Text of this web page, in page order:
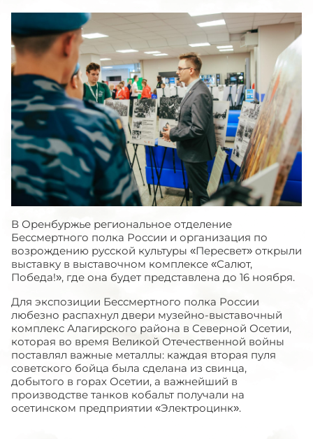
В Оренбуржье региональное отделение
Бессмертного полка России и организация по
возрождению русской культуры «Пересвет» открыли
выставку в выставочном комплексе «Салют,
Победа!», где она будет представлена до 16 ноября.
Для экспозиции Бессмертного полка России
любезно распахнул двери музейно-выставочный
комплекс Алагирского района в Северной Осетии,
которая во время Великой Отечественной войны
поставлял важные металлы: каждая вторая пуля
советского бойца была сделана из свинца,
добытого в горах Осетии, а важнейший в
производстве танков кобальт получали на
осетинском предприятии «Электроцинк».